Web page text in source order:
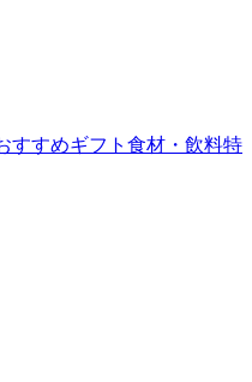
すすめギフト 食材・飲料特